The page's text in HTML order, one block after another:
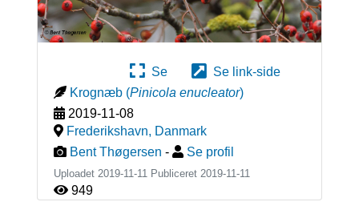
Se
Se link-side
Krognæb (Pinicola enucleator)
2019-11-08
Frederikshavn, Danmark
Bent Thøgersen - Se profil
Uploadet 2019-11-11 Publiceret 2019-11-11
949